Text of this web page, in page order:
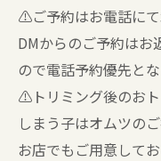
⚠️ご予約はお電話に
DMからのご予約はお
ので電話予約優先と
⚠️トリミング後のお
しまう子はオムツの
お店でもご用意して